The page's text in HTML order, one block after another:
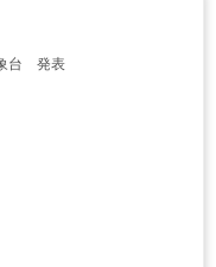
台 発表